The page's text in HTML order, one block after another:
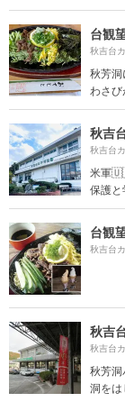
台観
秋吉台
秋芳洞
わさ
秋吉
秋吉台
米軍
保護と
台観
秋吉台
秋吉
秋吉台
秋芳
洞をは